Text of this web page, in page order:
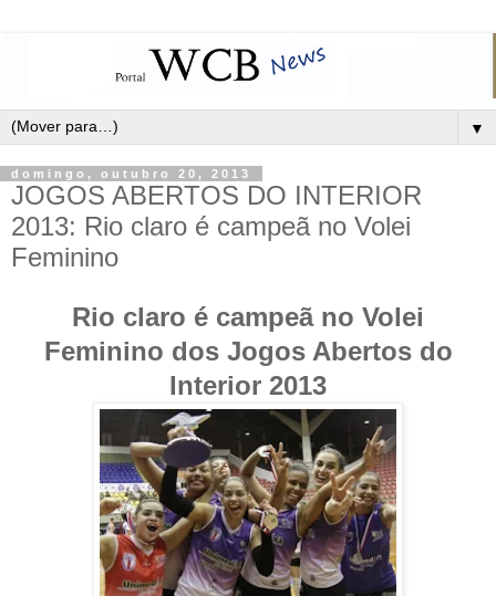
▼
domingo, outubro 20, 2013
JOGOS ABERTOS DO INTERIOR
2013: Rio claro é campeã no Volei
Feminino
Rio claro é campeã no Volei
Feminino dos Jogos Abertos do
Interior 2013